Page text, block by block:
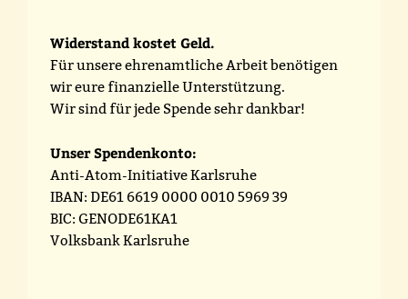
Widerstand kostet Geld.
Für unsere ehrenamtliche Arbeit benötigen
wir eure finanzielle Unterstützung.
Wir sind für jede Spende sehr dankbar!
Unser Spendenkonto:
Anti-Atom-Initiative Karlsruhe
IBAN: DE61 6619 0000 0010 5969 39
BIC: GENODE61KA1
Volksbank Karlsruhe